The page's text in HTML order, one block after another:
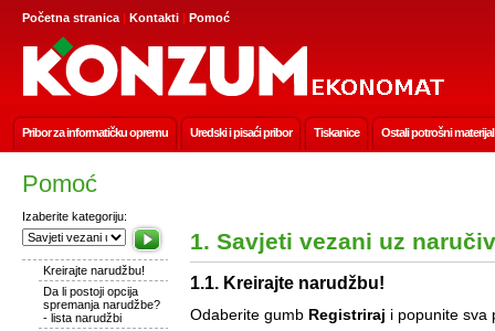
Početna stranica | Kontakti | Pomoć
Pribor za informatičku opremu Uredski i pisaći pribor Tiskanice Ostali potrošni materijal
Pomoć
Izaberite kategoriju:
Kreirajte narudžbu!
Da li postoji opcija
spremanja narudžbe?
- lista narudžbi
1. Savjeti vezani uz
1.1. Kreirajte narudžbu!
Odaberite gumb Registriraj i popunite sva